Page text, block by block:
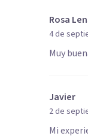
Rosa
4 de
Muy
Javier
2 de
Mi